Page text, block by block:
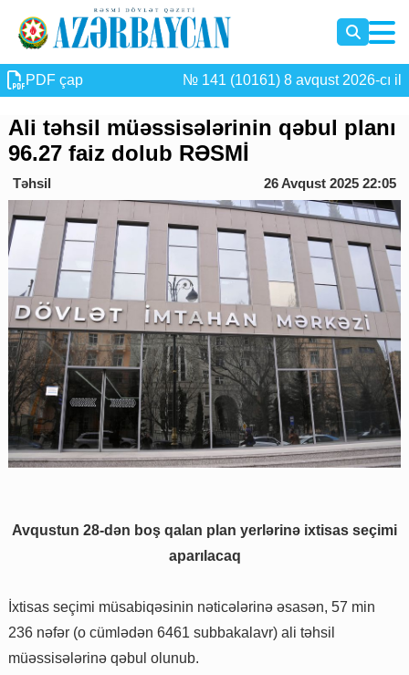
PDF çap № 141 (10161) 8 avqust 2026-cı il
Ali təhsil müəssisələrinin qəbul planı
96.27 faiz dolub RƏSMİ
Təhsil 26 Avqust 2025 22:05
Avqustun 28-dən boş qalan plan yerlərinə ixtisas seçimi
aparılacaq
İxtisas seçimi müsabiqəsinin nəticələrinə əsasən, 57 min
236 nəfər (o cümlədən 6461 subbakalavr) ali təhsil
müəssisələrinə qəbul olunub.